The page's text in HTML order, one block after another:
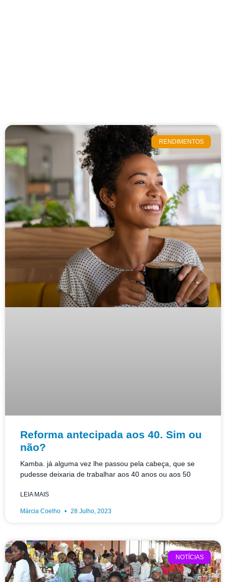
RENDIMENTOS
Reforma antecipada aos 40. Sim ou
não?
Kamba. já alguma vez lhe passou pela cabeça, que se
pudesse deixaria de trabalhar aos 40 anos ou aos 50
LEIA MAIS
Márcia Coelho 28 Julho, 2023
NOTÍCIAS